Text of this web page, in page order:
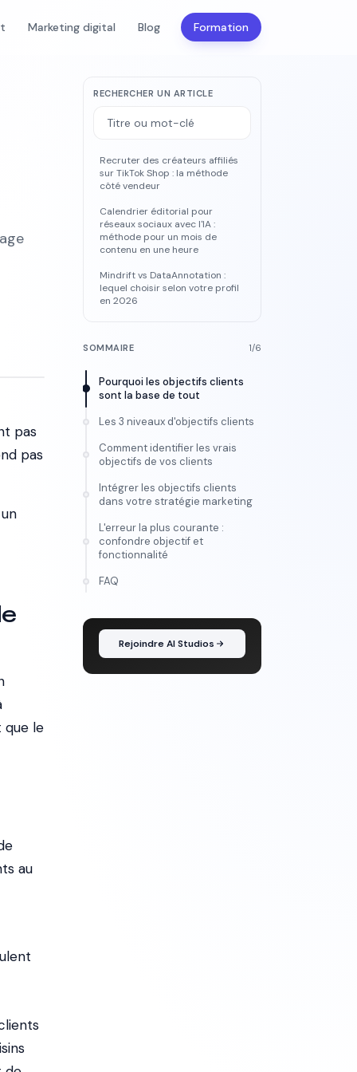
Marketing digital Blog Formation
pas
pas
que le
au
RECHERCHER UN ARTICLE
Recruter des créateurs affiliés
sur TikTok Shop : la méthode
côté vendeur
Calendrier éditorial pour
réseaux sociaux avec l'IA :
méthode pour un mois de
contenu en une heure
Mindrift vs DataAnnotation :
lequel choisir selon votre profil
en 2026
SOMMAIRE 1/6
Pourquoi les objectifs clients
sont la base de tout
Les 3 niveaux d'objectifs clients
Comment identifier les vrais
objectifs de vos clients
Intégrer les objectifs clients
dans votre stratégie marketing
L'erreur la plus courante :
confondre objectif et
fonctionnalité
FAQ
Rejoindre AI Studios